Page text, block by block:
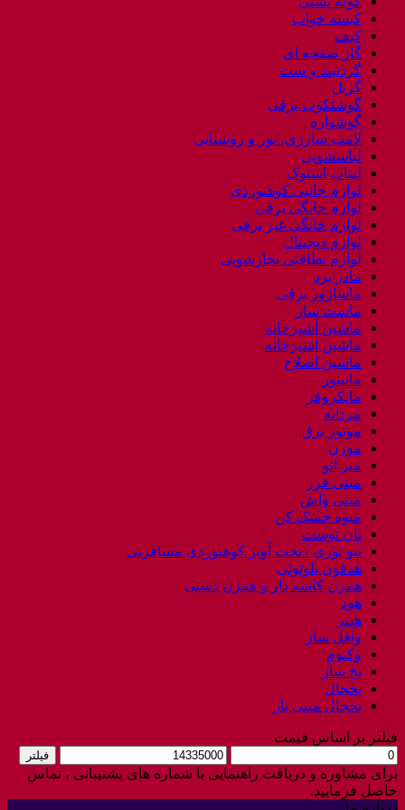
کیسه خواب
کیف
گاز صفحه ای
گردنبند و ست
گریل
گوشتکوب برقی
گوشواره
لامپ شارژی، نور و روشنایی
لباسشویی
لپتاب استوک
لوازم جانبی کوهنوردی
لوازم خانگی برقی
لوازم خانگی غیر برقی
لوازم دیجیتال
لوازم نظافتی بخارشویی
مادر برد
ماساژور برقی
ماست ساز
ماشین آشپزخانه
ماشین اشپزخانه
ماشین اصلاح
مانیتور
مایکروفر
مردانه
موتور برق
موزن
میز اتو
مینی فرز
مینی واش
میوه خشک کن
نان توست
ننو توری / تخت آویز کوهنوردی مسافرتی
هدفون بلوتوثی
همزن کاسه دار و همزن دستی
هود
هیتر
وافل ساز
وکیوم
یخ ساز
یخچال
یخچال مینی بار
فیلتر بر اساس قیمت
حداقل
قیمت
حداکثر
قیمت
فیلتر
برای مشاوره و دریافت راهنمایی با شماره های پشتیبانی ، تماس
حاصل فرمایید.